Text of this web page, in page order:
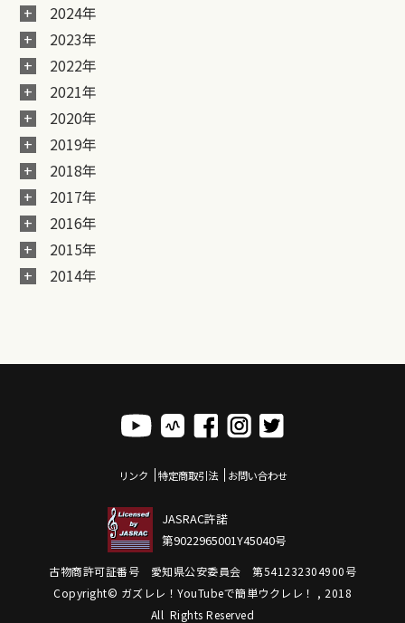
2024年
2023年
2022年
2021年
2020年
2019年
2018年
2017年
2016年
2015年
2014年
リンク 特定商取引法 お問い合わせ
JASRAC許諾
第9022965001Y45040号
古物商許可証番号 愛知県公安委員会 第541232304900号
Copyright© ガズレレ！YouTubeで簡単ウクレレ！ , 2018
All Rights Reserved